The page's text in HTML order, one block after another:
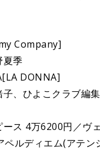
Company]
夏季
DONNA]
、ひよこクラブ編
ース 4万6200円／
ペルディエム(アテ